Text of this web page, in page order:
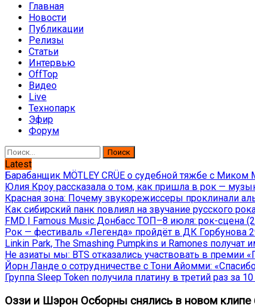
Главная
Новости
Публикации
Релизы
Статьи
Интервью
OffTop
Видео
Live
Технопарк
Эфир
Форум
Найти:
Latest
Барабанщик MÖTLEY CRÜE о судебной тяжбе с
Юлия Кроу рассказала о том, как пришла в рок —
Красная зона: Почему звукорежиссеры проклинали
Как сибирский панк повлиял на звучание русского
FMD | Famous Music Донбасс ТОП–8 июля: рок-сцена
Рок — фестиваль «Легенда» пройдёт в ДК Горбунова
Linkin Park, The Smashing Pumpkins и Ramones
Не азиаты мы: BTS отказались участвовать в премии
Йорн Ланде о сотрудничестве с Тони Айомми:
Группа Sleep Token получила платину в третий раз за 10
Оззи и Шэрон Осборны снялись в новом клипе